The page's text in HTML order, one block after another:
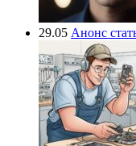
29.05 Анонс